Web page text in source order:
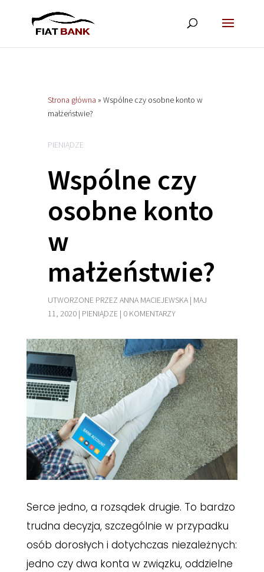
Strona główna » Wspólne czy osobne konto w
małżeństwie?
PIENIĄDZE
Wspólne czy
osobne konto
w
małżeństwie?
UTWORZONE PRZEZ ANNA MACIEJEWSKA| MAJ
11, 2020| PIENIĄDZE| 0 KOMENTARZY
Serce jedno, a rozsądek drugie. To bardzo
trudna decyzja, szczególnie w przypadku
osób dorosłych i dotychczas niezależnych:
jedno czy dwa konta w związku, oddzielne